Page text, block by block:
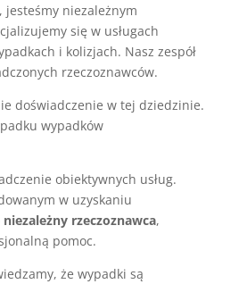
jesteśmy niezależnym
się w usługach
i kolizjach. Nasz zespół
rzeczoznawców.
doświadczenie w tej dziedzinie.
wypadków
obiektywnych usług.
w uzyskaniu
niezależny rzeczoznawca,
pomoc.
że wypadki są